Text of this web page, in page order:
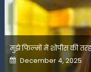
मुझे फिल्मों में शोपीस की
Posted
on
December 4, 2025